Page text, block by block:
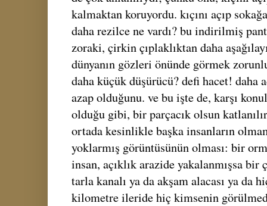
kalmaktan koruyordu. kıçını açıp
daha rezilce ne vardı? bu indirilmiş
zoraki, çirkin çıplaklıktan daha
dünyanın gözleri önünde görmek
daha küçük düşürücü? defi hacet! daha
azap olduğunu. ve bu işte de, karşı
olduğu gibi, bir parçacık olsun
ortada kesinlikle başka insanların
yoklarmış görüntüsünün olması: bir
insan, açıklık arazide yakalanmışsa bir
tarla kanalı ya da akşam alacası ya da
kilometre ileride hiç kimsenin